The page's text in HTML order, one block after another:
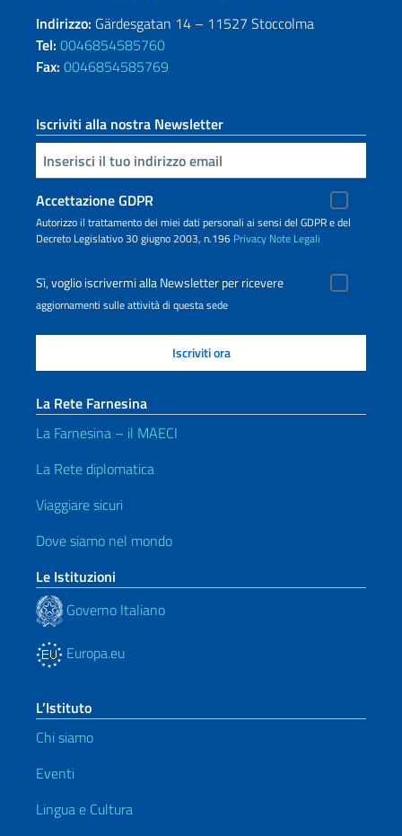
Indirizzo: Gärdesgatan 14 – 11527 Stoccolma
Tel: 0046854585760
Fax: 0046854585769
Iscriviti alla nostra Newsletter
Inserisci la tua email
Accettazione GDPR
Autorizzo il trattamento dei miei dati personali ai sensi del GDPR e del
Decreto Legislativo 30 giugno 2003, n.196 Privacy Note Legali
Sì, voglio iscrivermi alla Newsletter per ricevere
aggiornamenti sulle attività di questa sede
La Rete Farnesina
La Farnesina – il MAECI
La Rete diplomatica
Viaggiare sicuri
Dove siamo nel mondo
Le Istituzioni
Governo Italiano
Europa.eu
L’Istituto
Chi siamo
Eventi
Lingua e Cultura